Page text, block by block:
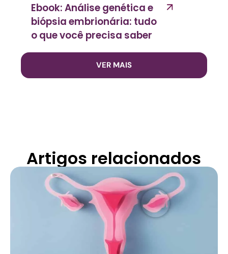
Ebook: Análise genética e
biópsia embrionária: tudo
o que você precisa saber
VER MAIS
Artigos relacionados